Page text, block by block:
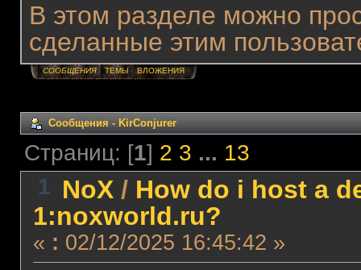
В этом разделе можно
сделанные этим
СООБЩЕНИЯ ТЕМЫ ВЛОЖЕНИЯ
Сообщения - KirConjurer
Страниц: [1] 2 3 ... 13
1 NoX/ How do i host a
1:noxworld.ru?
« : 02/12/2025 16:45:42 »